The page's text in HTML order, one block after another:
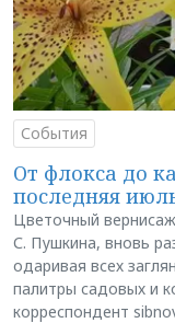
События
От флокса до
последняя
Цветочный
С. Пушкина, вновь
одаривая всех
палитры садовых и
корреспондент